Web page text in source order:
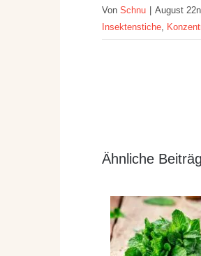
Von Schnu August
Insektenstiche
Ähnliche